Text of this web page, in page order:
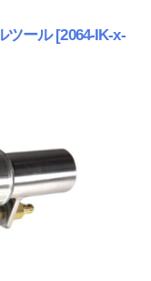
ツール [2064-IK-x-